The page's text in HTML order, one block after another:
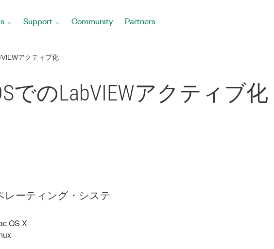
Support Community Partners
アクティブ化
でのLabVIEWアクティブ化
レーティング・システ
OS X